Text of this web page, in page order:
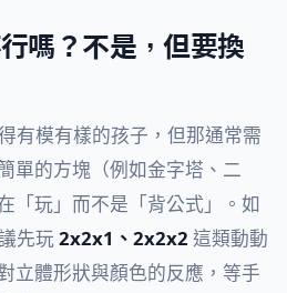
嗎？不是，但要換
有模有樣的孩子，但那通常需
單的方塊（例如金字塔、二
「玩」而不是「背公式」。如
先玩2x2x1、2x2x2 這類動動
立體形狀與顏色的反應，等手